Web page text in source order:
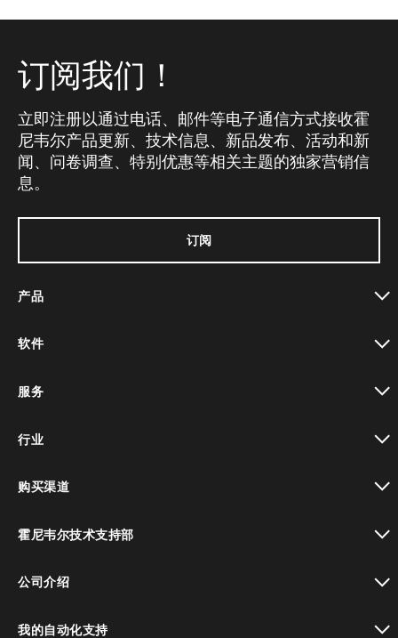
订阅我们！
立即注册以通过电话、邮件等电子通信方式接收霍
尼韦尔产品更新、技术信息、新品发布、活动和新
闻、问卷调查、特别优惠等相关主题的独家营销信
息。
订阅
产品
软件
服务
行业
购买渠道
霍尼韦尔技术支持部
公司介绍
我的自动化支持